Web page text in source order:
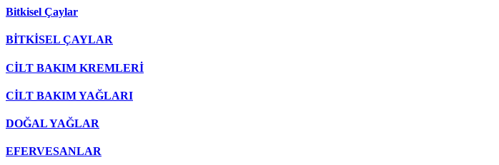
Bitkisel Çaylar
BİTKİSEL ÇAYLAR
CİLT BAKIM KREMLERİ
CİLT BAKIM YAĞLARI
DOĞAL YAĞLAR
EFERVESANLAR